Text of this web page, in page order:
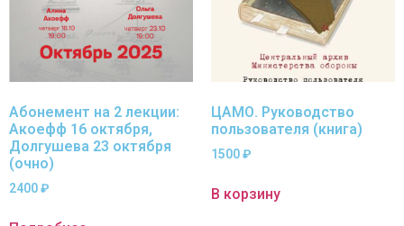
Абонемент на 2 лекции:
Акоефф 16 октября,
Долгушева 23 октября
(очно)
2400₽
ЦАМО. Руководство
пользователя (книга)
1500₽
В корзину